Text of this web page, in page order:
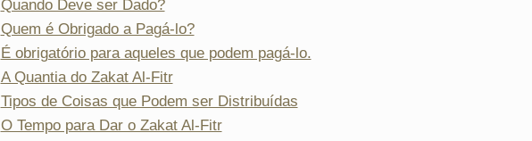
Quando Deve ser Dado?
Quem é Obrigado a Pagá-lo?
É obrigatório para aqueles que podem pagá-lo.
A Quantia do Zakat Al-Fitr
Tipos de Coisas que Podem ser Distribuídas
O Tempo para Dar o Zakat Al-Fitr